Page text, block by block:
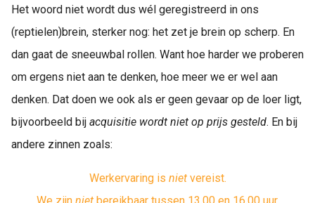
Het woord niet wordt dus wél geregistreerd in ons
(reptielen)brein, sterker nog: het zet je brein op scherp. En
dan gaat de sneeuwbal rollen. Want hoe harder we proberen
om ergens niet aan te denken, hoe meer we er wel aan
denken. Dat doen we ook als er geen gevaar op de loer ligt,
bijvoorbeeld bij acquisitie wordt niet op prijs gesteld. En bij
andere zinnen zoals:
Werkervaring is nietvereist.